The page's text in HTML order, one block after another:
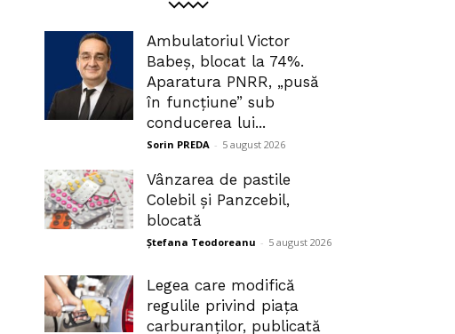
Ambulatoriul Victor
Babeș, blocat la 74%.
Aparatura PNRR, „pusă
în funcțiune” sub
conducerea lui...
Sorin PREDA - 5 august 2026
Vânzarea de pastile
Colebil și Panzcebil,
blocată
Ștefana Teodoreanu - 5 august 2026
Legea care modifică
regulile privind piața
carburanților, publicată